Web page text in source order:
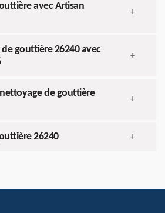
avec Artisan
+
gouttière 26240 avec
+
de gouttière
+
26240 +